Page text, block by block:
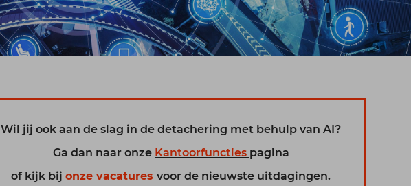
Wil jij ook aan de slag in de detachering met behulp van AI?
Ga dan naar onze Kantoorfuncties pagina
of kijk bijonze vacaturesvoor de nieuwste uitdagingen.